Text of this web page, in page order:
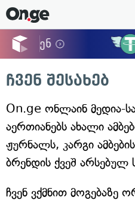
ჩვენ შესახებ
On.ge ონლაინ მედია-
აერთიანებს ახალი
ჟურნალს, კარგი
ბრენდის ქვეშ არსებულ
ჩვენ ვქმნით მოგებაზე